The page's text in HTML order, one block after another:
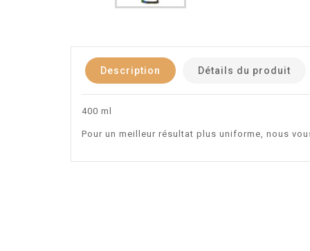
Description Détails du produit
400 ml
Pour un meilleur résultat plus uniforme, nous